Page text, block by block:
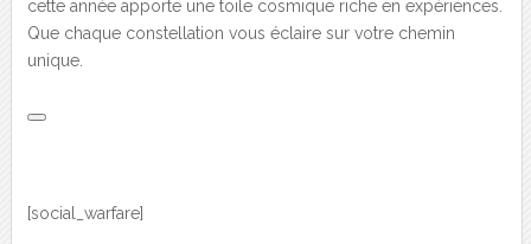
cette année apporte une toile cosmique riche en expériences.
Que chaque constellation vous éclaire sur votre chemin
unique.
[social_warfare]